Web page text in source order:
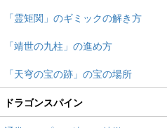
「霊矩関」のギミックの解き方
「靖世の九柱」の進め方
「天穹の宝の跡」の宝の場所
ドラゴンスパイン